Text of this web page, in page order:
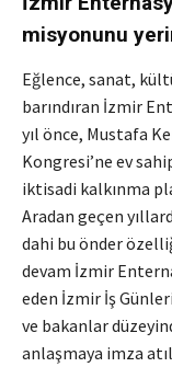
misyonunu
Eğlence, sanat,
barındıran İzmir
yıl önce, Mustafa
Kongresi’ne ev
iktisadi kalkınma
Aradan geçen
dahi bu önder
devam İzmir
eden İzmir İş
ve bakanlar
anlaşmaya imza